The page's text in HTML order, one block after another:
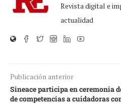
Revista digital e
actualidad
Publicación anterior
Sineace participa en ceremonia
de competencias a cuidadoras